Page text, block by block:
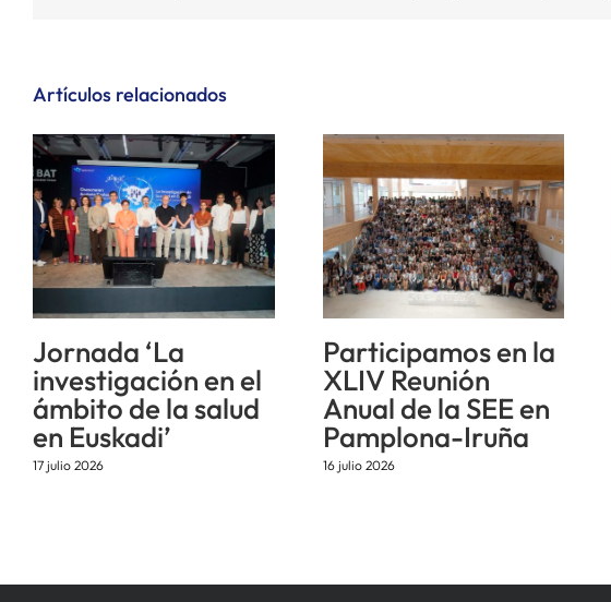
Artículos relacionados
Jornada ‘La
investigación en el
ámbito de la salud
en Euskadi’
17 julio 2026
Participamos en la
XLIV Reunión
Anual de la SEE en
Pamplona-Iruña
16 julio 2026